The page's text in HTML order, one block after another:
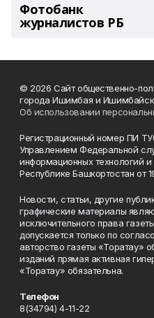
Фотобанк
журналистов РБ
© 2026 Сайт общественно-
города Ишимбая и
Об использовании
Регистрационный номер ПИ
Управлением Федеральной
информационных технологий
Республике Башкортостан от
Новости, статьи, другие
графические материалы
исключительного права
допускается только по
авторство газеты «Торатау»
изданий прямая активная
«Торатау» обязательна.
Телефон
8(34794) 4-11-22